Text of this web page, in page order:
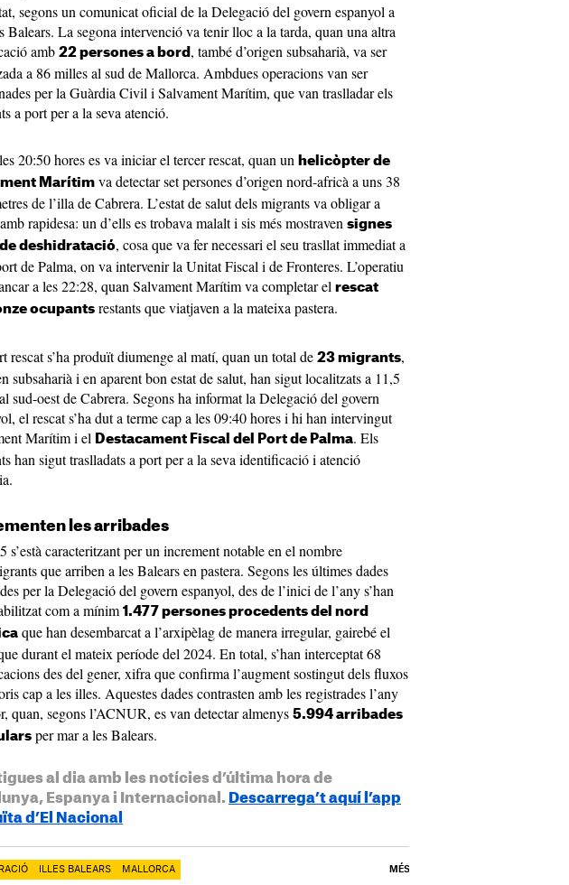
segons un comunicat oficial de la Delegació del govern espanyol a
Balears. La segona intervenció va tenir lloc a la tarda, quan una altra
amb 22 persones a bord , també d’origen subsaharià, va ser
a 86 milles al sud de Mallorca. Ambdues operacions van ser
per la Guàrdia Civil i Salvament Marítim, que van traslladar els
a port per a la seva atenció.
20:50 hores es va iniciar el tercer rescat, quan un helicòpter de
Marítim va detectar set persones d’origen nord-africà a uns 38
de l’illa de Cabrera. L’estat de salut dels migrants va obligar a
rapidesa: un d’ells es trobava malalt i sis més mostraven signes
deshidratació, cosa que va fer necessari el seu trasllat immediat a
de Palma, on va intervenir la Unitat Fiscal i de Fronteres. L’operatiu
a les 22:28, quan Salvament Marítim va completar el rescat
ocupants restants que viatjaven a la mateixa pastera.
rescat s’ha produït diumenge al matí, quan un total de 23 migrants,
subsaharià i en aparent bon estat de salut, han sigut localitzats a 11,5
sud-oest de Cabrera. Segons ha informat la Delegació del govern
el rescat s’ha dut a terme cap a les 09:40 hores i hi han intervingut
Marítim i el Destacament Fiscal del Port de Palma. Els
han sigut traslladats a port per a la seva identificació i atenció
les arribades
s’està caracteritzant per un increment notable en el nombre
que arriben a les Balears en pastera. Segons les últimes dades
per la Delegació del govern espanyol, des de l’inici de l’any s’han
com a mínim 1.477 persones procedents del nord
que han desembarcat a l’arxipèlag de manera irregular, gairebé el
durant el mateix període del 2024. En total, s’han interceptat 68
des del gener, xifra que confirma l’augment sostingut dels fluxos
cap a les illes. Aquestes dades contrasten amb les registrades l’any
quan, segons l’ACNUR, es van detectar almenys 5.994 arribades
per mar a les Balears.
al dia amb les notícies d’última hora de
Espanya i Internacional. Descarrega’t aquí l’app
d’El Nacional
ILLES BALEARS MALLORCA MÉS